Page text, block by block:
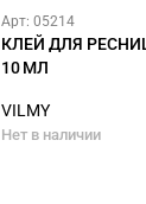
Арт: 05214
КЛЕЙ ДЛЯ РЕСНИЦ
10 МЛ
VILMY
Нет в наличии